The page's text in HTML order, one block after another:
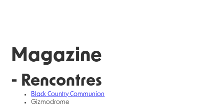
Magazine
- Rencontres
Black Country Communion
Gizmodrome